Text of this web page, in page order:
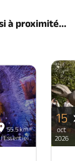
à proximité...
55.5 km
15
oct
2026